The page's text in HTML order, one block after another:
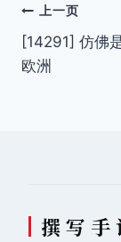
文
章
上一页
[14291] 仿佛
欧洲
撰 写 手